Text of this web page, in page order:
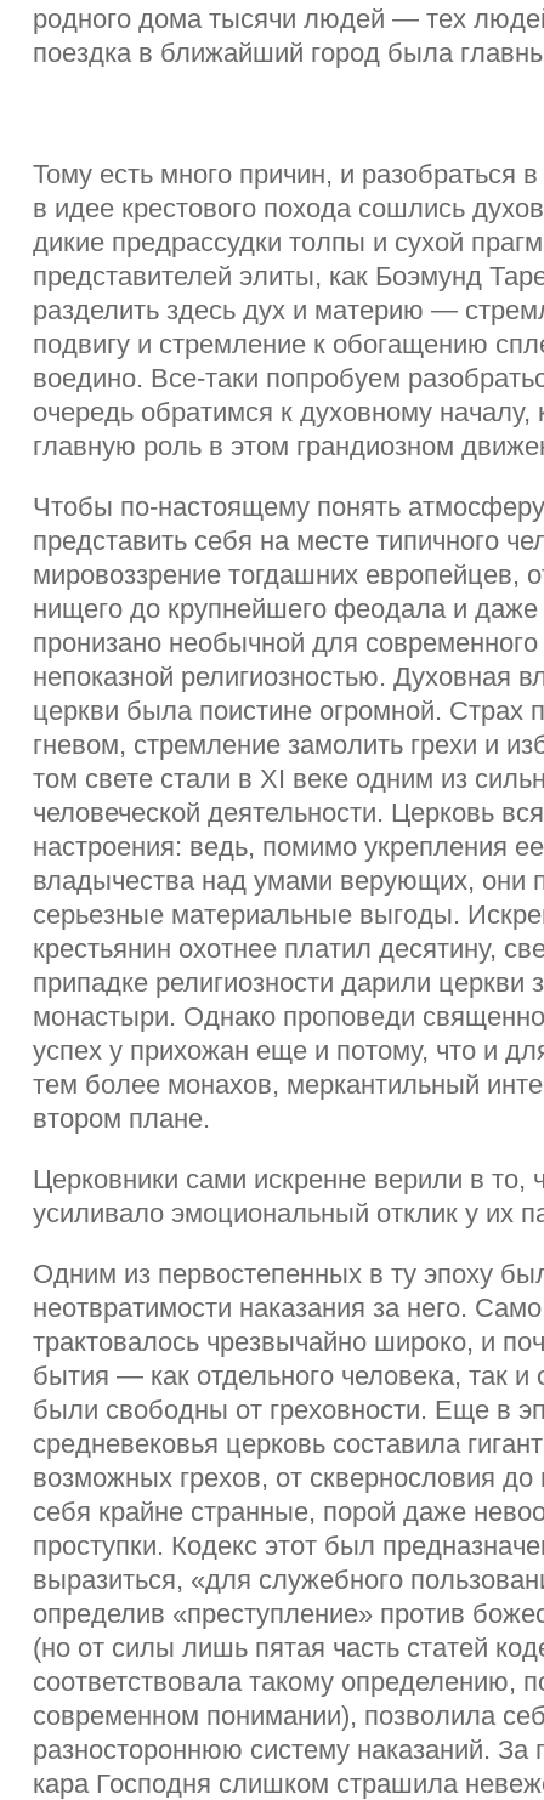
родного дома тысячи людей — тех
поездка в ближайший город была
Тому есть много причин, и разобраться
в идее крестового похода сошлись
дикие предрассудки толпы и сухой
представителей элиты, как Боэмунд
разделить здесь дух и материю —
подвигу и стремление к обогащению
воедино. Все-таки попробуем
очередь обратимся к духовному началу,
главную роль в этом грандиозном
Чтобы по-настоящему понять
представить себя на месте типичного
мировоззрение тогдашних европейцев,
нищего до крупнейшего феодала и даже
пронизано необычной для
непоказной религиозностью. Духовная
церкви была поистине огромной. Страх
гневом, стремление замолить грехи и
том свете стали в XI веке одним из
человеческой деятельности. Церковь
настроения: ведь, помимо укрепления
владычества над умами верующих, они
серьезные материальные выгоды.
крестьянин охотнее платил десятину,
припадке религиозности дарили
монастыри. Однако проповеди
успех у прихожан еще и потому, что и
тем более монахов, меркантильный
втором плане.
Церковники сами искренне верили в то,
усиливало эмоциональный отклик у их
Одним из первостепенных в ту эпоху
неотвратимости наказания за него.
трактовалось чрезвычайно широко, и
бытия — как отдельного человека, так
были свободны от греховности. Еще в
средневековья церковь составила
возможных грехов, от сквернословия
себя крайне странные, порой даже
проступки. Кодекс этот был
выразиться, «для служебного
определив «преступление» против
(но от силы лишь пятая часть статей
соответствовала такому определению,
современном понимании), позволила
разностороннюю систему наказаний. За
кара Господня слишком страшила